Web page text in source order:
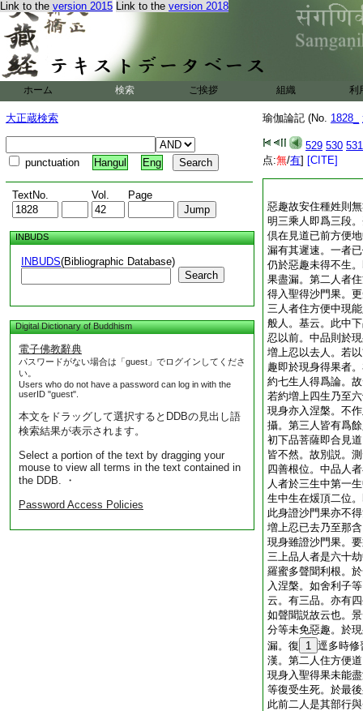
Link to the version 2015 Link to the version 2018
ホーム 検索 ご挨拶 組織 利
大正蔵検索
punctuation Hangul Eng
TextNo. Vol. Page
INBUDS
INBUDS(Bibliographic Database)
Search
Digital Dictionary of Buddhism
電子佛教辭典
パスワードがない場合は「guest」でログインしてくださ
い。
Users who do not have a password can log in with the
userID "guest".
本文をドラッグして選択するとDDBの見出し語
検索結果が表示されます。
Select a portion of the text by dragging your
mouse to view all terms in the text contained in
the DDB. ・
Password Access Policies
瑜伽論記 (No. 1828_
529 530 531
点:無/有] [CITE]
惡趣故安住種姓則
明三乘人即爲三段
倶在見道已前方便
漏有其遲速。一者
仍於惡趣未得不生
果盡漏。第二人者
得入聖得沙門果。
三人者住方便中現
般人。基云。此中
忍以前。中品則於
増上忍以去人。若
趣即於現身得果者
約七生人得爲論。
若約増上四生乃至
現身亦入涅槃。不
攝。第三人皆有爲
初下品菩薩即合見
皆不然。故別説。
四善根位。中品人
人者於三生中第一
生中生在煖頂二位
此身證沙門果亦不
増上忍已去乃至那
現身雖證沙門果。
三上品人者是六十
羅蜜多聲聞利根。
入涅槃。如舍利子
云。有三品。亦有
如聲聞説故云也。
分等未免惡趣。於
漏。復
1 逕多時修
漢。第二人住方便
現身入聖得果未能
等復受生死。於最
此前二人是其部行